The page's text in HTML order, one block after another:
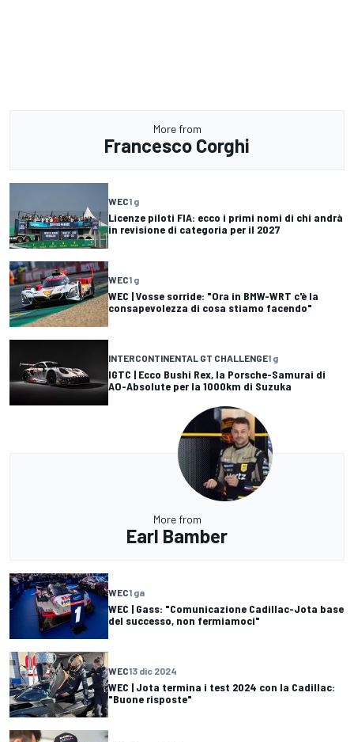
More from
Francesco Corghi
WEC1 g
Licenze piloti FIA: ecco i primi nomi di chi andrà
in revisione di categoria per il 2027
WEC1 g
WEC | Vosse sorride: "Ora in BMW-WRT c'è la
consapevolezza di cosa stiamo facendo"
INTERCONTINENTAL GT CHALLENGE1 g
IGTC | Ecco Bushi Rex, la Porsche-Samurai di
AO-Absolute per la 1000km di Suzuka
More from
Earl Bamber
WEC1 ga
WEC | Gass: "Comunicazione Cadillac-Jota base
del successo, non fermiamoci"
WEC13 dic 2024
WEC | Jota termina i test 2024 con la Cadillac:
"Buone risposte"